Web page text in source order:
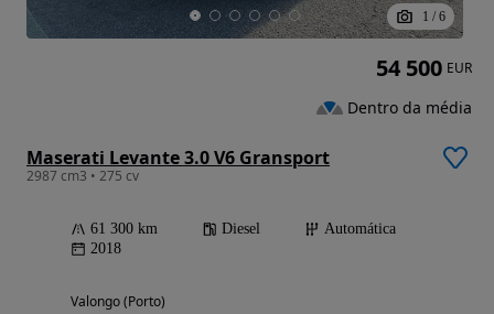
1 / 6
Maserati Levante 3.0 V6 Gransport
2987 cm3 • 275 cv
61 300 km Diesel
Automática
2018
Valongo (Porto)
54 500 EUR
Dentro da média